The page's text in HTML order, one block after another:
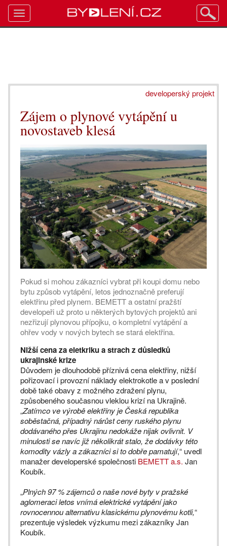
developerský projekt
Zájem o plynové vytápění u
novostaveb klesá
Pokud si mohou zákazníci vybrat při koupi domu nebo
bytu způsob vytápění, letos jednoznačně preferují
elektřinu před plynem. BEMETT a ostatní pražští
developeři už proto u některých bytových projektů ani
nezřizují plynovou přípojku, o kompletní vytápění a
ohřev vody v nových bytech se stará elektřina.
Nižší cena za eletkriku a strach z důsledků
ukrajinské krize
Důvodem je dlouhodobě příznivá cena elektřiny, nižší
pořizovací i provozní náklady elektrokotle a v poslední
době také obavy z možného zdražení plynu,
způsobeného současnou vleklou krizí na Ukrajině.
„Zatímco ve výrobě elektřiny je Česká republika
soběstačná, případný nárůst ceny ruského plynu
dodávaného přes Ukrajinu nedokáže nijak ovlivnit. V
minulosti se navíc již několikrát stalo, že dodávky této
komodity vázly a zákazníci si to dobře pamatují,“ uvedl
manažer developerské společnosti BEMETT a.s. Jan
Koubík.
„Plných 97 % zájemců o naše nové byty v pražské
aglomeraci letos vnímá elektrické vytápění jako
rovnocennou alternativu klasickému plynovému kotli,“
prezentuje výsledek výzkumu mezi zákazníky Jan
Koubík.
Toggle
navigation